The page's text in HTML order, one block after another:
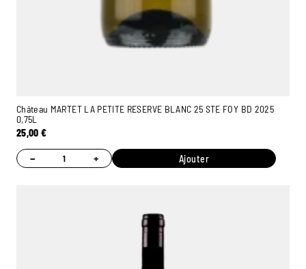
Château MARTET LA PETITE RESERVE BLANC 25 STE FOY BD 2025
0,75L
25,00€
− + Ajouter